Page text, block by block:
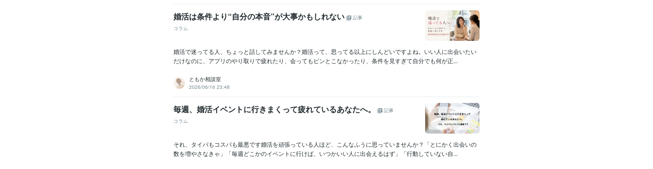
婚活は条件より“自分の本音”が大事かもしれない
記事
コラム
婚活で迷ってる人、ちょっと話してみませんか？婚活って、思ってる以上にしんどいですよね。いい人に出会いたい
だけなのに、アプリのやり取りで疲れたり、会ってもピンとこなかったり、条件を見すぎて自分でも何が正...
ともか相談室
2026/06/16 23:48
毎週、婚活イベントに行きまくって疲れているあなたへ。
記事
コラム
それ、タイパもコスパも最悪です婚活を頑張っている人ほど、こんなふうに思っていませんか？「とにかく出会いの
数を増やさなきゃ」「毎週どこかのイベントに行けば、いつかいい人に出会えるはず」「行動していない自...